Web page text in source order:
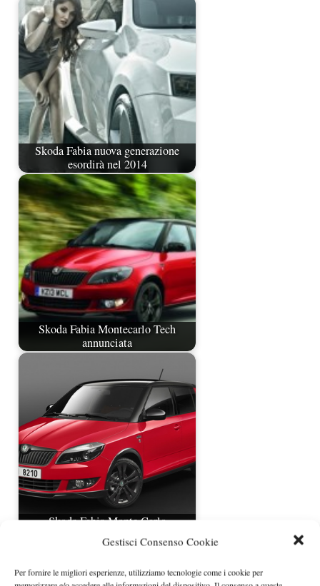
Gestisci Consenso Cookie
Per fornire le migliori esperienze, utilizziamo tecnologie come i cookie per
Skoda Fabia nuova generazione
esordirà nel 2014
Skoda Fabia Montecarlo Tech
annunciata
Skoda Fabia Monte Carlo